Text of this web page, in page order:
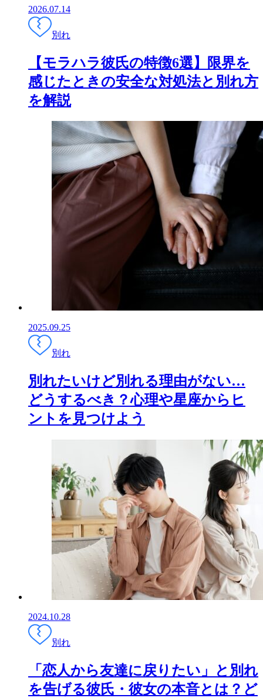
2026.07.14
別れ
【モラハラ彼氏の特徴6選】限界を
感じたときの安全な対処法と別れ方
を解説
2025.09.25
別れ
別れたいけど別れる理由がない…
どうするべき？心理や星座からヒ
ントを見つけよう
2024.10.28
別れ
「恋人から友達に戻りたい」と別れ
を告げる彼氏・彼女の本音とは？ど